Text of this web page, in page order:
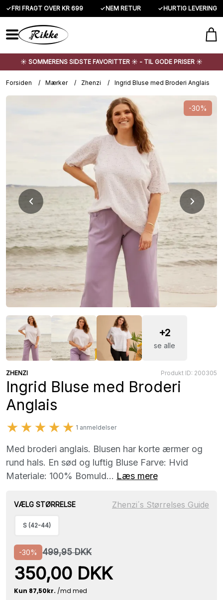
✓FRI FRAGT OVER KR 699 ✓NEM RETUR ✓HURTIG LEVERING
☀️ SOMMERENS SIDSTE FAVORITTER ☀️ - TIL GODE PRISER ☀️
Forsiden / Mærker / Zhenzi / Ingrid Bluse med Broderi Anglais
-30%
+2
se alle
ZHENZI Produkt ID: 200305
Ingrid Bluse med Broderi
Anglais
★★★★★ 1 anmeldelser
Med broderi anglais. Blusen har korte ærmer og
rund hals. En sød og luftig Bluse Farve: Hvid
Materiale: 100% Bomuld... Læs mere
VÆLG STØRRELSE Zhenzi´s Størrelses Guide
S (42-44)
-30% 499,95 DKK
350,00 DKK